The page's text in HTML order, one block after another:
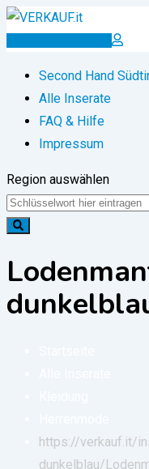
Zum
Inserat erstellen
Second Hand
Alle Inserate
FAQ & Hilfe
Impressum
Region auswählen
https://verkauf.it/
dunkelblau/